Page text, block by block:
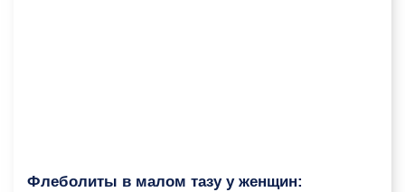
Флеболиты в малом тазу у женщин: